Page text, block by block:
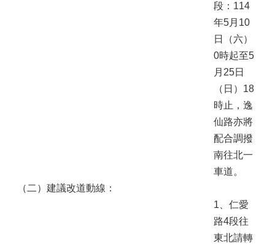
段：114
年5月10
日（六）
0時起至5
月25日
（日）18
時止，逸
仙路亦將
配合調撥
南往北一
車道。
（二）建議改道動線：
1、仁愛
路4段往
東北請轉